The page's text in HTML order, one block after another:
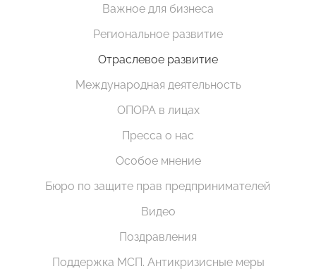
Важное для бизнеса
Региональное развитие
Отраслевое развитие
Международная деятельность
ОПОРА в лицах
Пресса о нас
Особое мнение
Бюро по защите прав предпринимателей
Видео
Поздравления
Поддержка МСП. Антикризисные меры